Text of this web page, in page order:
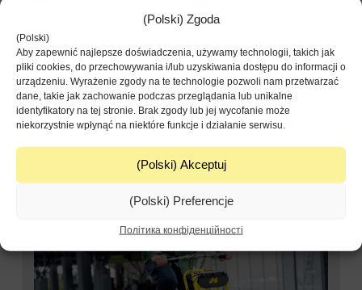
(Polski) Zgoda
(Polski)
Aby zapewnić najlepsze doświadczenia, używamy technologii, takich jak
pliki cookies, do przechowywania i/lub uzyskiwania dostępu do informacji o
urządzeniu. Wyrażenie zgody na te technologie pozwoli nam przetwarzać
dane, takie jak zachowanie podczas przeglądania lub unikalne
identyfikatory na tej stronie. Brak zgody lub jej wycofanie może
niekorzystnie wpłynąć na niektóre funkcje i działanie serwisu.
(Polski) Akceptuj
(Polski) Preferencje
Політика конфіденційності
(Polski) Kolej na Metrorower: 60 minut darmowej
jazdy dziennie z Biletem MAX